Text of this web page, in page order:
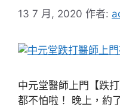
13 7 月, 2020 作者:
中元堂醫師上門【跌
都不怕啦！ 晚上，約